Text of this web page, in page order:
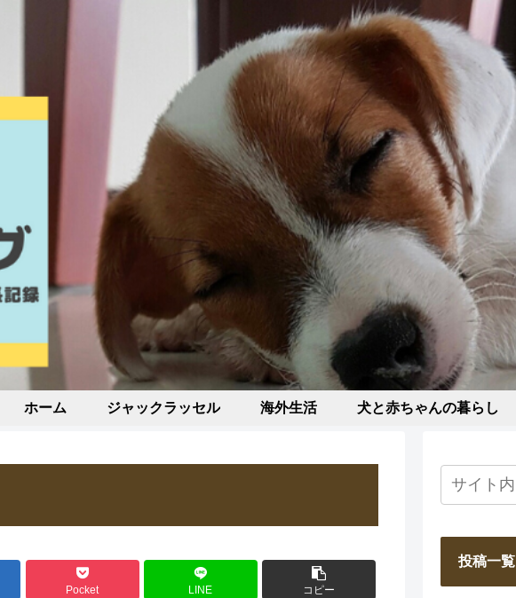
ホーム ジャックラッセル 海外生活 犬と赤ちゃんの暮らし
Pocket LINE コピー
投稿一覧